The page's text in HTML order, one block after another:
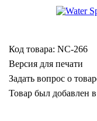
Код товара: NC-266
Версия для печати
Задать вопрос о
Товар был добавлен